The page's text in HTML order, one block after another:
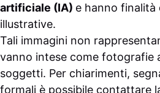
artificiale (IA) e hanno finalità
illustrative.
Tali immagini non
vanno intese come fotografie
soggetti. Per chiarimenti,
formali è possibile contattare